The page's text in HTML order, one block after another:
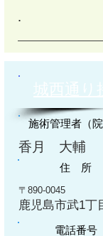
​.
城西通り
施術管理者（院
香月 大輔
住 所
〒890-0045
鹿児島市武1
電話番号